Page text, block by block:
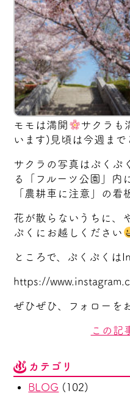
モモは満開 サクラも
います)見頃は今週まで
サクラの写真はぷくぷ
る「フルーツ公園」内
「農耕車に注意」の看
花が散らないうちに、
ぷくにお越しください
ところで、ぷくぷくは
https://
ぜひぜひ、フォローを
この記
カテゴリ
BLOG (102)